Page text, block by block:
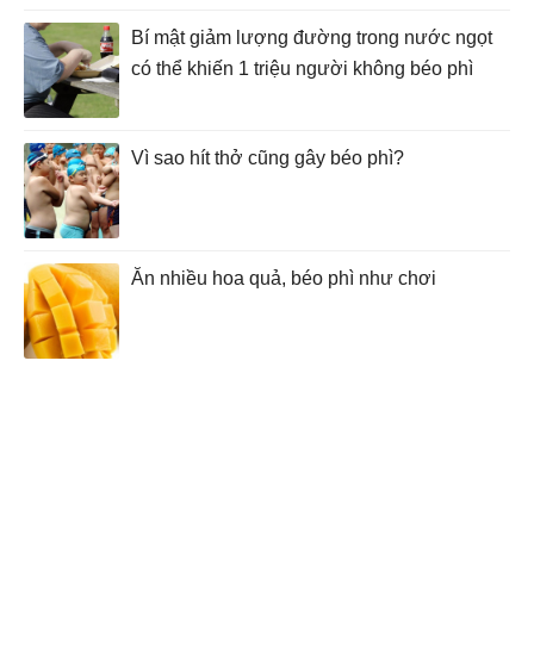
Bí mật giảm lượng đường trong nước ngọt
có thể khiến 1 triệu người không béo phì
Vì sao hít thở cũng gây béo phì?
Ăn nhiều hoa quả, béo phì như chơi